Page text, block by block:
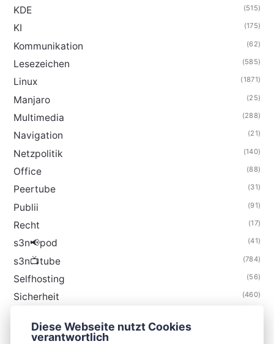
KDE (515)
KI (175)
Kommunikation (62)
Lesezeichen (585)
Linux (1871)
Manjaro (25)
Multimedia (288)
Navigation (21)
Netzpolitik (140)
Office (88)
Peertube (31)
Publii (91)
Recht (17)
s3n📢pod (41)
s3n📺tube (784)
Selfhosting (56)
Sicherheit (460)
Thunderbird
Diese Webseite nutzt Cookies
verantwortlich